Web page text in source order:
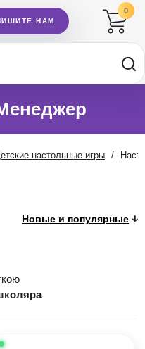
НАМ
0
настольные игры /